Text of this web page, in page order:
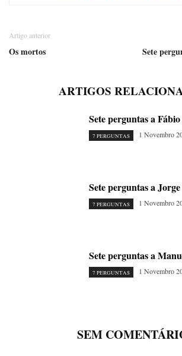
Artigo anterior
Os mortos Sete
ARTIGOS
Sete perguntas a
7 PERGUNTAS 1 Novembro
Sete perguntas a
7 PERGUNTAS 1 Novembro
Sete perguntas a
7 PERGUNTAS 1 Novembro
SEM